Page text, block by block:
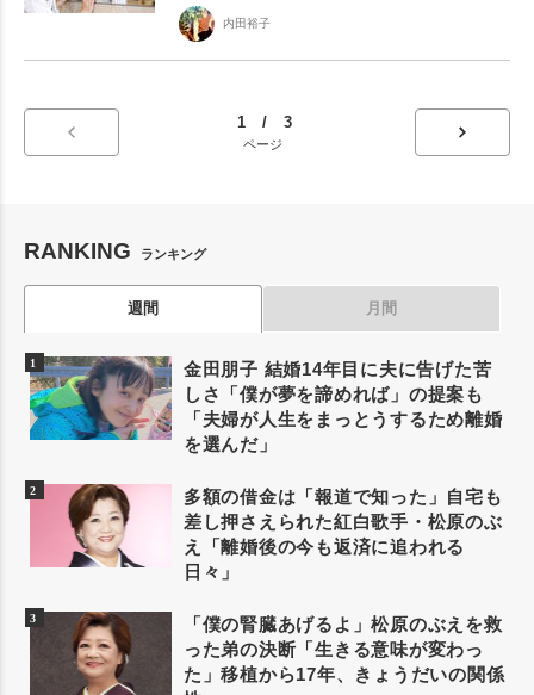
内田裕子
1 / 3
ページ
RANKING ランキング
週間 月間
金田朋子 結婚14年目に夫に告げた苦
しさ「僕が夢を諦めれば」の提案も
「夫婦が人生をまっとうするため離婚
を選んだ」
多額の借金は「報道で知った」自宅も
差し押さえられた紅白歌手・松原のぶ
え「離婚後の今も返済に追われる
日々」
「僕の腎臓あげるよ」松原のぶえを救
った弟の決断「生きる意味が変わっ
た」移植から17年、きょうだいの関係